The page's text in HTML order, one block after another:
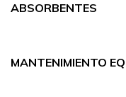
ABSORBENTES
MANTENIMIENTO